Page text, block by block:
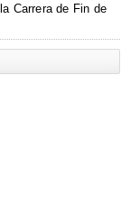
Carrera de Fin de